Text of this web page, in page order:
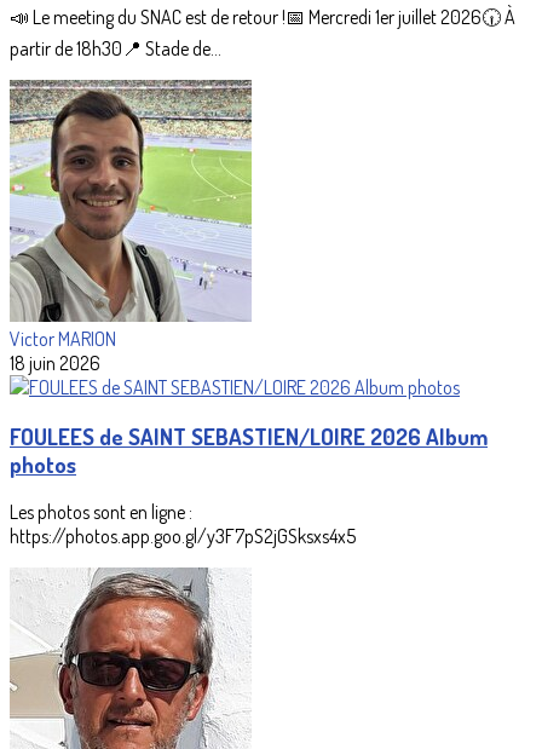
📣 Le meeting du SNAC est de retour !📅 Mercredi 1er juillet 2026🕡 À
partir de 18h30📍 Stade de...
Victor MARION
18 juin 2026
FOULEES de SAINT SEBASTIEN/LOIRE 2026 Album
photos
Les photos sont en ligne :
https://photos.app.goo.gl/y3F7pS2jGSksxs4x5